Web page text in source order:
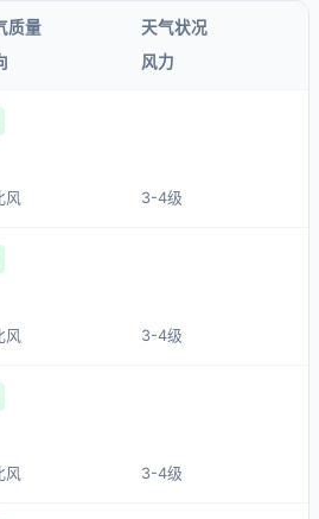
质量
天气状况
风力
风 3-4级
风 3-4级
风 3-4级